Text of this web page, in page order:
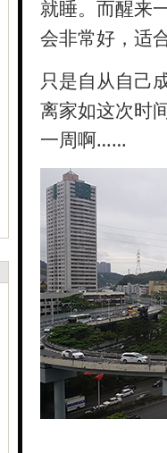
就睡。而醒来
会非常好，适
只是自从自己
离家如这次时
一周啊……